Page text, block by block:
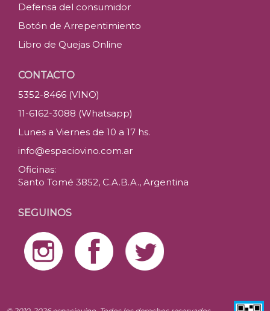
Defensa del consumidor
Botón de Arrepentimiento
Libro de Quejas Online
CONTACTO
5352-8466 (VINO)
11-6162-3088 (Whatsapp)
Lunes a Viernes de 10 a 17 hs.
info@espaciovino.com.ar
Oficinas:
Santo Tomé 3852, C.A.B.A., Argentina
SEGUINOS